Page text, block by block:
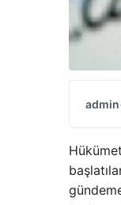
admin